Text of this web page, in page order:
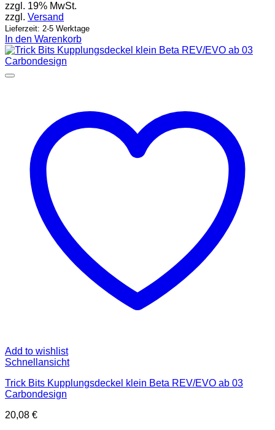
zzgl. 19% MwSt.
zzgl. Versand
Lieferzeit: 2-5 Werktage
In den Warenkorb
Add to wishlist
Schnellansicht
Trick Bits Kupplungsdeckel klein Beta REV/EVO ab 03
Carbondesign
20,08 €